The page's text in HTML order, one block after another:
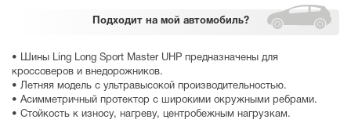
Подходит на мой автомобиль?
• Шины Ling Long Sport Master UHP предназначены для
кроссоверов и внедорожников.
• Летняя модель с ультравысокой производительностью.
• Асимметричный протектор с широкими окружными ребрами.
• Стойкость к износу, нагреву, центробежным нагрузкам.